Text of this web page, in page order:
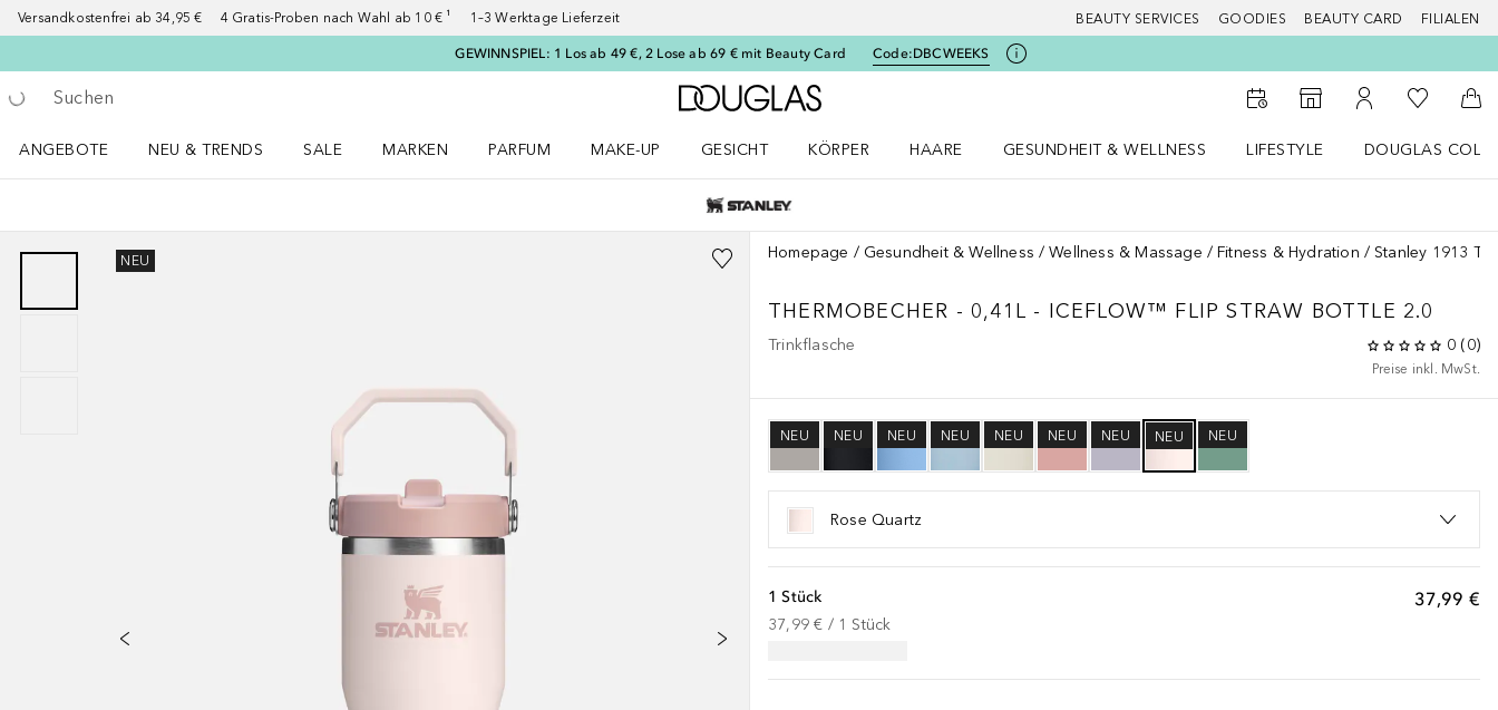
Versandkostenfrei ab 34,95 € 4 Gratis-Proben nach Wahl ab 10 € ¹ 1–3 Werktage Lieferzeit BEAUTY SERVICES GOODIES BEAUTY CARD FILIALEN
GEWINNSPIEL: 1 Los ab 49 €, 2 Lose ab 69 € mit Beauty Card Code:DBCWEEKS
Gehe zurück
Suche ausführen
Zur Douglas Startseite
Zum Storefinder
Zu Meinem
Zu Meiner
ANGEBOTE
NEU & TRENDS
SALE
MARKEN
PARFUM
MAKE-UP
GESICHT
KÖRPER
HAARE
GESUNDHEIT & WELLNESS
LIFESTYLE
DOUGLAS
NEU Homepage Gesundheit & Wellness Wellness & Massage Fitness & Hydration Stanley 1913
THERMOBECHER - 0,41L - ICEFLOW™ FLIP STRAW BOTTLE 2.0
Trinkflasche 0 (0)
Preise inkl. MwSt.
NEU NEU NEU NEU NEU NEU NEU NEU NEU
Rose Quartz
37,99 €
1 Stück
37,99 € / 1 Stück